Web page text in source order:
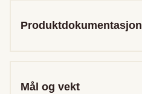
Produktdokumentasjon
Mål og vekt